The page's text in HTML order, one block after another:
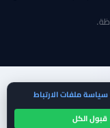
سياسة ملفات الارتباط
قبول الكل